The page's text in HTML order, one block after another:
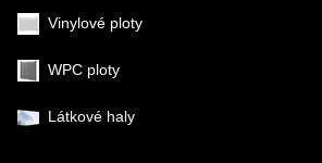
Vinylové ploty
WPC ploty
Látkové haly